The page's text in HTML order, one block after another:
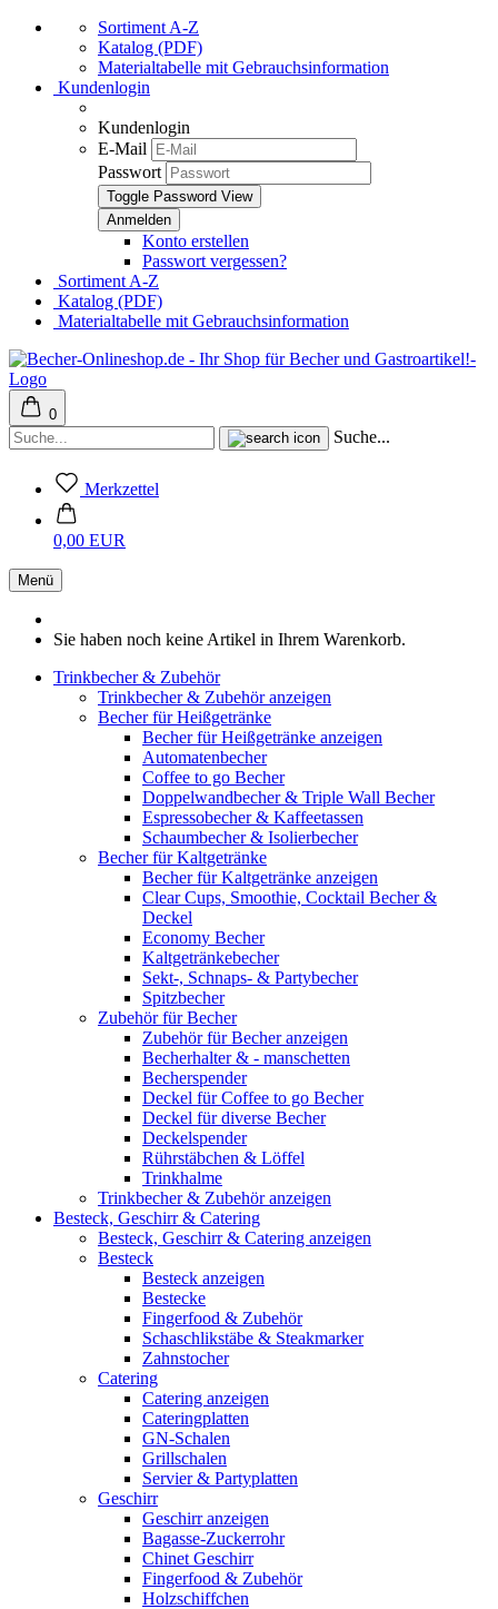
Sortiment A-Z
Katalog (PDF)
Materialtabelle mit Gebrauchsinformation
Kundenlogin
Kundenlogin
E-Mail
Passwort
Toggle Password View
Konto erstellen
Passwort vergessen?
Sortiment A-Z
Katalog (PDF)
Materialtabelle mit Gebrauchsinformation
0
Suche...
Merkzettel
0,00 EUR
Menü
Sie haben noch keine Artikel in Ihrem Warenkorb.
Trinkbecher & Zubehör
Trinkbecher & Zubehör anzeigen
Becher für Heißgetränke
Becher für Heißgetränke anzeigen
Automatenbecher
Coffee to go Becher
Doppelwandbecher & Triple Wall Becher
Espressobecher & Kaffeetassen
Schaumbecher & Isolierbecher
Becher für Kaltgetränke
Becher für Kaltgetränke anzeigen
Clear Cups, Smoothie, Cocktail Becher &
Deckel
Economy Becher
Kaltgetränkebecher
Sekt-, Schnaps- & Partybecher
Spitzbecher
Zubehör für Becher
Zubehör für Becher anzeigen
Becherhalter & - manschetten
Becherspender
Deckel für Coffee to go Becher
Deckel für diverse Becher
Deckelspender
Rührstäbchen & Löffel
Trinkhalme
Trinkbecher & Zubehör anzeigen
Besteck, Geschirr & Catering
Besteck, Geschirr & Catering anzeigen
Besteck
Besteck anzeigen
Bestecke
Fingerfood & Zubehör
Schaschlikstäbe & Steakmarker
Zahnstocher
Catering
Catering anzeigen
Cateringplatten
GN-Schalen
Grillschalen
Servier & Partyplatten
Geschirr
Geschirr anzeigen
Bagasse-Zuckerrohr
Chinet Geschirr
Fingerfood & Zubehör
Holzschiffchen